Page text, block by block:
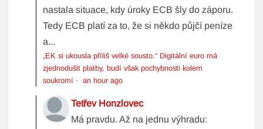
nastala situace, kdy úroky ECB šly do záporu.
Tedy ECB platí za to, že si někdo půjčí peníze
a...
„EK si ukousla příliš velké sousto.“ Digitální euro má
zjednodušit platby, budí však pochybnosti kolem
soukromí ·an hour ago
Tetřev Honzlovec
Má pravdu. Až na jednu výhradu: